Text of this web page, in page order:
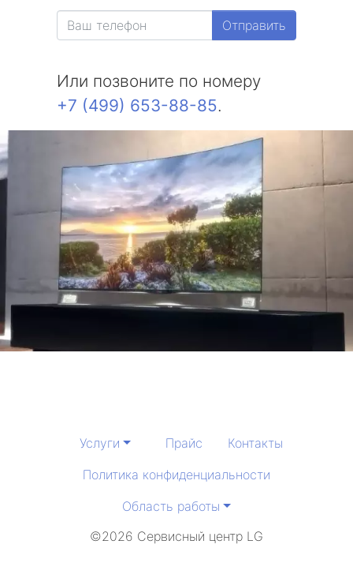
метро Теплый стан
метро Щукинская
метро Чертановская
метро Борисово
метро Арбатская
метро Белорусская
метро Александровский сад
Отправить
Или позвоните по номеру
+7 (499) 653-88-85.
Услуги Прайс
Контакты
Политика конфиденциальности
Область работы
©2026 Сервисный центр LG